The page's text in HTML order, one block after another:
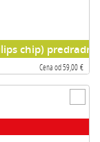
chip)
Cena od 59,00 €